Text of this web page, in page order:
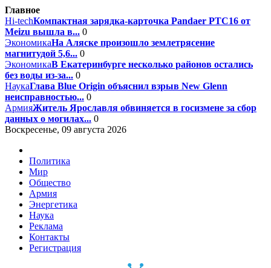
Главное
Hi-techКомпактная зарядка-карточка Pandaer PTC16 от
Meizu вышла в... 0
ЭкономикаНа Аляске произошло землетрясение
магнитудой 5,6... 0
ЭкономикаВ Екатеринбурге несколько районов остались
без воды из-за... 0
НаукаГлава Blue Origin объяснил взрыв New Glenn
неисправностью... 0
АрмияЖитель Ярославля обвиняется в госизмене за сбор
данных о могилах... 0
Воскресенье, 09 августа 2026
Политика
Мир
Общество
Армия
Энергетика
Наука
Реклама
Контакты
Регистрация